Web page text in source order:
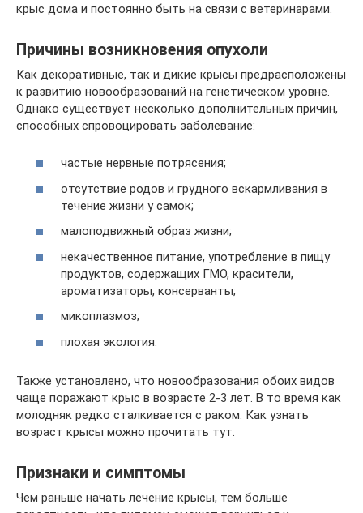
крыс дома и постоянно быть на связи с ветеринарами.
Причины возникновения опухоли
Как декоративные, так и дикие крысы предрасположены
к развитию новообразований на генетическом уровне.
Однако существует несколько дополнительных причин,
способных спровоцировать заболевание:
частые нервные потрясения;
отсутствие родов и грудного вскармливания в
течение жизни у самок;
малоподвижный образ жизни;
некачественное питание, употребление в пищу
продуктов, содержащих ГМО, красители,
ароматизаторы, консерванты;
микоплазмоз;
плохая экология.
Также установлено, что новообразования обоих видов
чаще поражают крыс в возрасте 2-3 лет. В то время как
молодняк редко сталкивается с раком. Как узнать
возраст крысы можно прочитать тут.
Признаки и симптомы
Чем раньше начать лечение крысы, тем больше